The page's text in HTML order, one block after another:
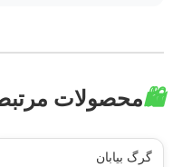
🛍️محصولات
گرگ بیابان